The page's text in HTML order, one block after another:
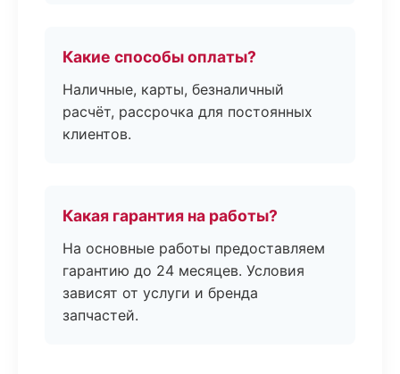
Какие способы оплаты?
Наличные, карты, безналичный
расчёт, рассрочка для постоянных
клиентов.
Какая гарантия на работы?
На основные работы предоставляем
гарантию до 24 месяцев. Условия
зависят от услуги и бренда
запчастей.